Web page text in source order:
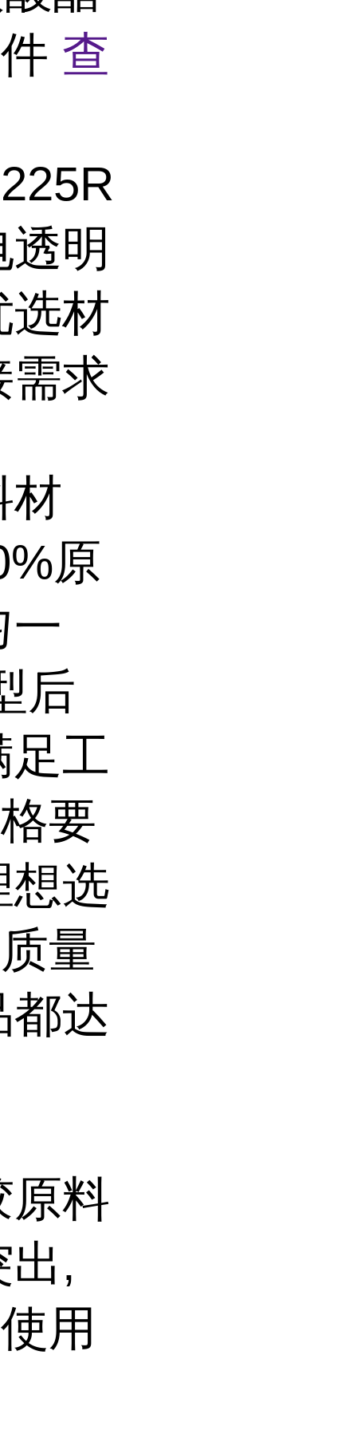
查
明
选材
需求
材
原
一
后
足工
要
想选
量
都达
原料
,
用